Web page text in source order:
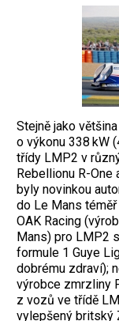
Stejně jako
o výkonu 338 kW
třídy LMP2 v
Rebellionu R-One
byly novinkou
do Le Mans
OAK Racing
Mans) pro LMP2
formule 1 Guye
dobrému zdraví);
výrobce zmrzliny
z vozů ve třídě
vylepšený britský